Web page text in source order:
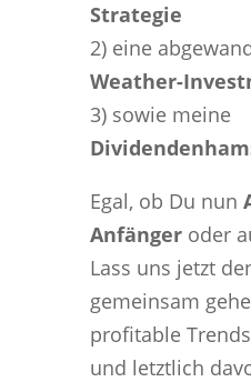
Strategie
2) eine
Weather-
3) sowie meine
Egal, ob Du nun
Anfängeroder
Lass uns jetzt
gemeinsam
profitable
und letztlich